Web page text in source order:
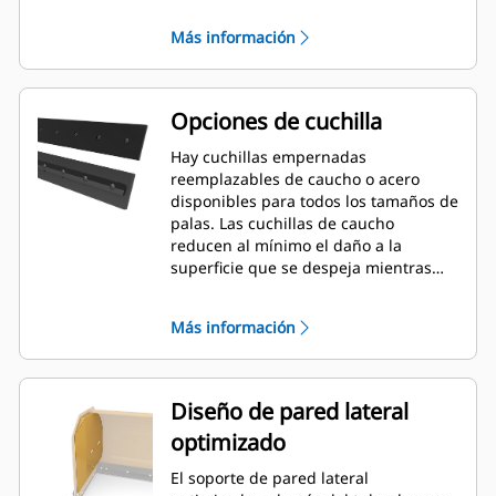
la máquina. Hay disponible una
cuchilla de desplazamiento de caucho
en los tamaños de 2,6 m (8'), 3,2 m
(10') y 3,8 m (12') que se adaptan a
todos los modelos que utilizan un
acoplador de minicargador.
Más información
Opciones de cuchilla
Hay cuchillas empernadas
reemplazables de caucho o acero
disponibles para todos los tamaños de
palas. Las cuchillas de caucho
reducen al mínimo el daño a la
superficie que se despeja mientras
Más información
Diseño de pared lateral
optimizado
El soporte de pared lateral